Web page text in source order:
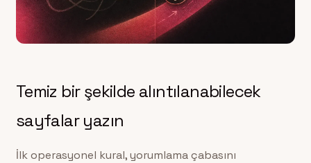
Temiz bir şekilde alıntılanabilecek
sayfalar yazın
İlk operasyonel kural, yorumlama çabasını